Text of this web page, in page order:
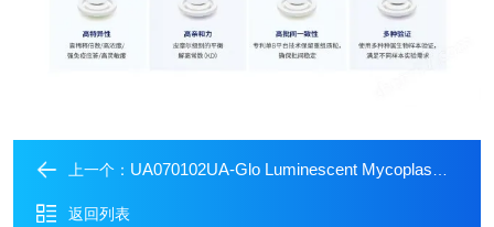
上一个： UA070102UA-Glo Luminescent Mycoplasma Detection Kit
返回列表